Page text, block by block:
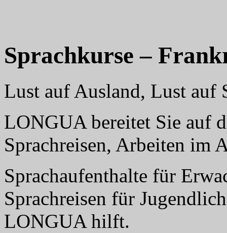
Sprachkurse –
Lust auf Ausland, Lust auf
LONGUA bereitet Sie auf
Sprachreisen, Arbeiten im
Sprachaufenthalte für
Sprachreisen für
LONGUA hilft.